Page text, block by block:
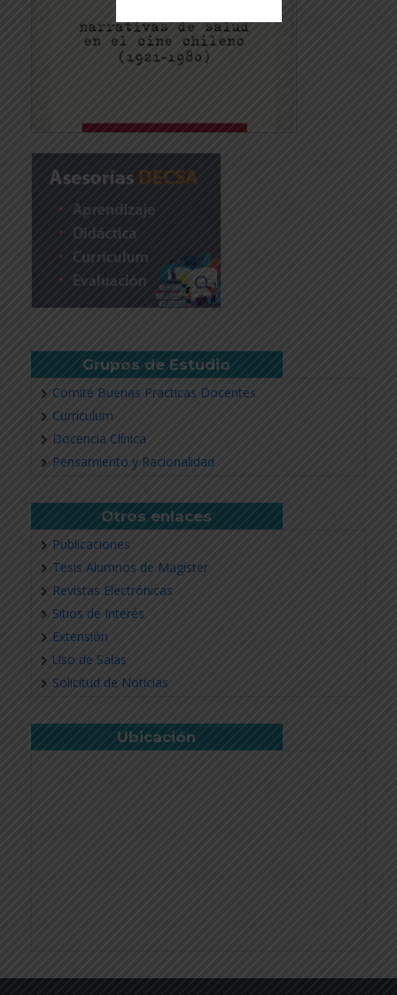
Grupos de Estudio
Comité Buenas Practicas Docentes
Currículum
Docencia Clínica
Pensamiento y Racionalidad
Otros enlaces
Publicaciones
Tesis Alumnos de Magíster
Revistas Electrónicas
Sitios de Interés
Extensión
Uso de Salas
Solicitud de Noticias
Ubicación